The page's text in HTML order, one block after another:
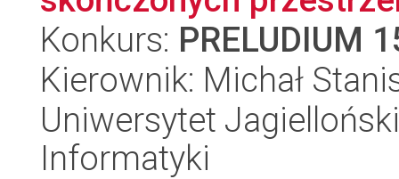
Konkurs: PRELUDIUM
Kierownik: Michał
Uniwersytet
Informatyki